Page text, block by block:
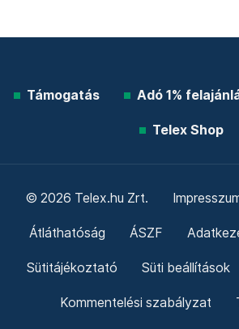
Támogatás Adó 1%
Telex Shop
© 2026 Telex.hu Zrt.
Átláthatóság ÁSZF
Sütitájékoztató Süti beállítások
Kommentelési szabályzat